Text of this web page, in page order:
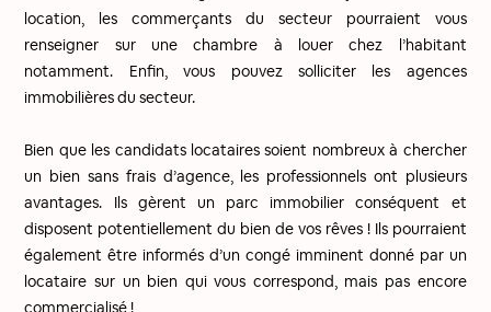
location, les commerçants du secteur pourraient vous
renseigner sur une chambre à louer chez l’habitant
notamment. Enfin, vous pouvez solliciter les agences
immobilières du secteur.
Bien que les candidats locataires soient nombreux à chercher
un bien sans frais d’agence, les professionnels ont plusieurs
avantages. Ils gèrent un parc immobilier conséquent et
disposent potentiellement du bien de vos rêves ! Ils pourraient
également être informés d’un congé imminent donné par un
locataire sur un bien qui vous correspond, mais pas encore
commercialisé !